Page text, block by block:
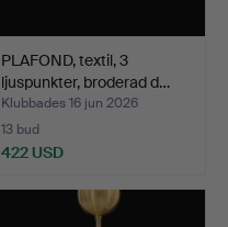
PLAFOND, textil, 3
ljuspunkter, broderad d…
Klubbades 16 jun 2026
13 bud
422 USD